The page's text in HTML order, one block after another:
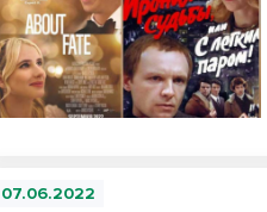
07.06.2022